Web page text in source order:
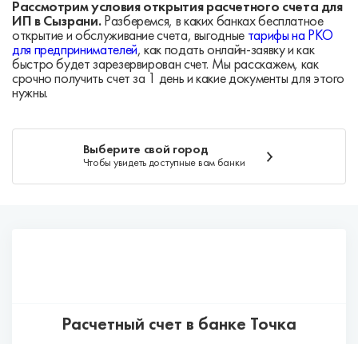
Рассмотрим условия открытия расчетного счета для
ИП в Сызрани.Разберемся, в каких банках бесплатное
открытие и обслуживание счета, выгодные тарифы на РКО
для предпринимателей, как подать онлайн-заявку и как
быстро будет зарезервирован счет. Мы расскажем, как
срочно получить счет за 1 день и какие документы для этого
нужны.
Выберите свой город
Чтобы увидеть доступные вам банки
Расчетный счет в банке Точка